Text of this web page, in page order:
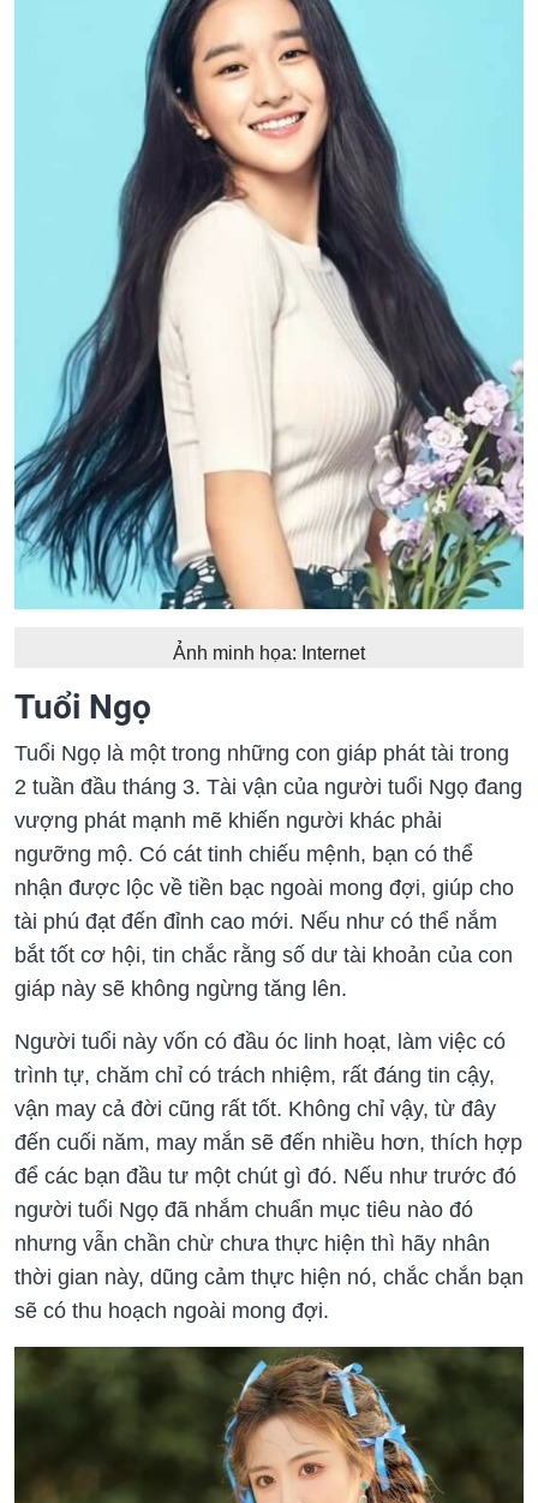
Ảnh minh họa: Internet
Tuổi Ngọ
Tuổi Ngọ là một trong những con giáp phát tài trong
2 tuần đầu tháng 3. Tài vận của người tuổi Ngọ đang
vượng phát mạnh mẽ khiến người khác phải
ngưỡng mộ. Có cát tinh chiếu mệnh, bạn có thể
nhận được lộc về tiền bạc ngoài mong đợi, giúp cho
tài phú đạt đến đỉnh cao mới. Nếu như có thể nắm
bắt tốt cơ hội, tin chắc rằng số dư tài khoản của con
giáp này sẽ không ngừng tăng lên.
Người tuổi này vốn có đầu óc linh hoạt, làm việc có
trình tự, chăm chỉ có trách nhiệm, rất đáng tin cậy,
vận may cả đời cũng rất tốt. Không chỉ vậy, từ đây
đến cuối năm, may mắn sẽ đến nhiều hơn, thích hợp
để các bạn đầu tư một chút gì đó. Nếu như trước đó
người tuổi Ngọ đã nhắm chuẩn mục tiêu nào đó
nhưng vẫn chần chừ chưa thực hiện thì hãy nhân
thời gian này, dũng cảm thực hiện nó, chắc chắn bạn
sẽ có thu hoạch ngoài mong đợi.